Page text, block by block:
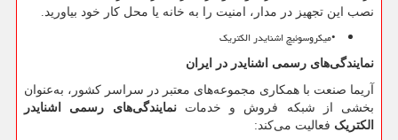
نصب این تجهیز در مدار، امنیت را به خانه یا محل کار خود بیاورید.
•میکروسوئیچ اشنایدر الکتریک
نمایندگی‌های رسمی اشنایدر در ایران
آریما صنعت با همکاری مجموعه‌های معتبر در سراسر کشور، به‌عنوان
بخشی از شبکه فروش و خدماتنمایندگی‌های رسمی اشنایدر
الکتریک فعالیت می‌کند: